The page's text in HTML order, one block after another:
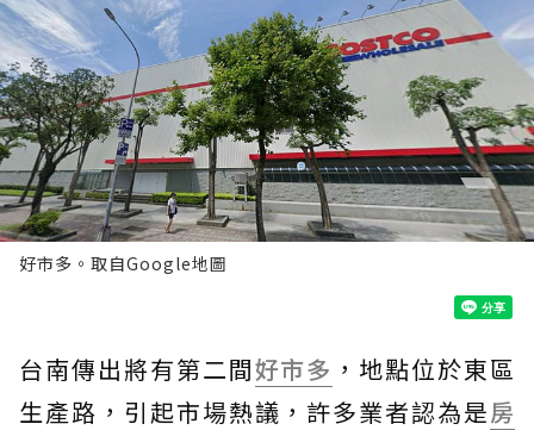
好市多。取自Google地圖
台南傳出將有第二間好市多 ，地點位於東區
生產路，引起市場熱議，許多業者認為是房